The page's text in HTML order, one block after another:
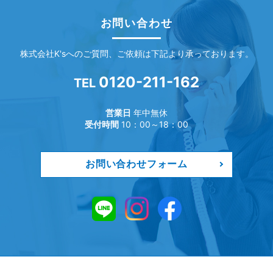
お問い合わせ
株式会社K'sへのご質問、ご依頼は下記より承っております。
TEL 0120-211-162
営業日 年中無休
受付時間 10：00～18：00
お問い合わせフォーム